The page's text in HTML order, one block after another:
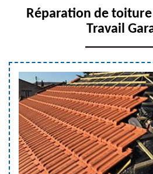
Réparation de
Travail